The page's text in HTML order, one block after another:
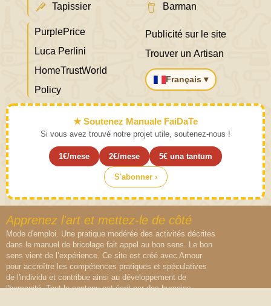
Tapissier
Barman
PurplePrice
Luca Perlini
HomeTrustWorld
Policy
Publicité sur le site
Trouver un Artisan
Français ▾
★ Soutenez Manuale FaiDaTe
Si vous avez trouvé notre projet utile, soutenez-nous !
1€/mese 2€/mese 5€ una tantum
S'abonner ›
Apprenez l'art et mettez-le de côté
Mode d'emploi. Une pratique modérée des activités décrites
dans le manuel de bricolage fait appel au bon sens. Le bon
sens vient de l’expérience. Ce site est créé avec Amour
pour accroître les compétences pratiques et spéculatives
de l'individu et contribue ainsi au développement de
l'humanité. Tout le contenu est écrit par des humains,